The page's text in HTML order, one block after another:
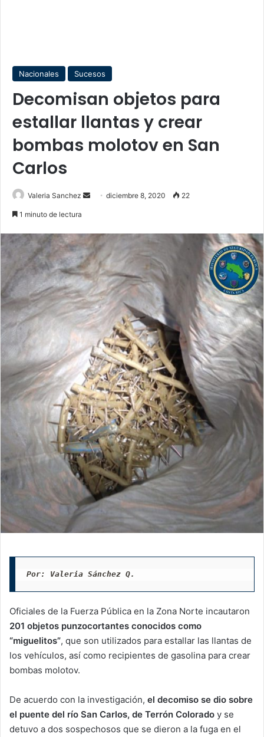
Nacionales Sucesos
Decomisan objetos para
estallar llantas y crear
bombas molotov en San
Carlos
Valeria Sanchez
Senddiciembre 8, 2020 22
1 minuto de lectura
Por: Valeria Sánchez Q.
Oficiales de la Fuerza Pública en la Zona Norte incautaron
201 objetos punzocortantes conocidos como
“miguelitos”, que son utilizados para estallar las llantas de
los vehículos, así como recipientes de gasolina para crear
bombas molotov.
De acuerdo con la investigación, el decomiso se dio sobre
el puente del río San Carlos, de Terrón Colorado y se
detuvo a dos sospechosos que se dieron a la fuga en el